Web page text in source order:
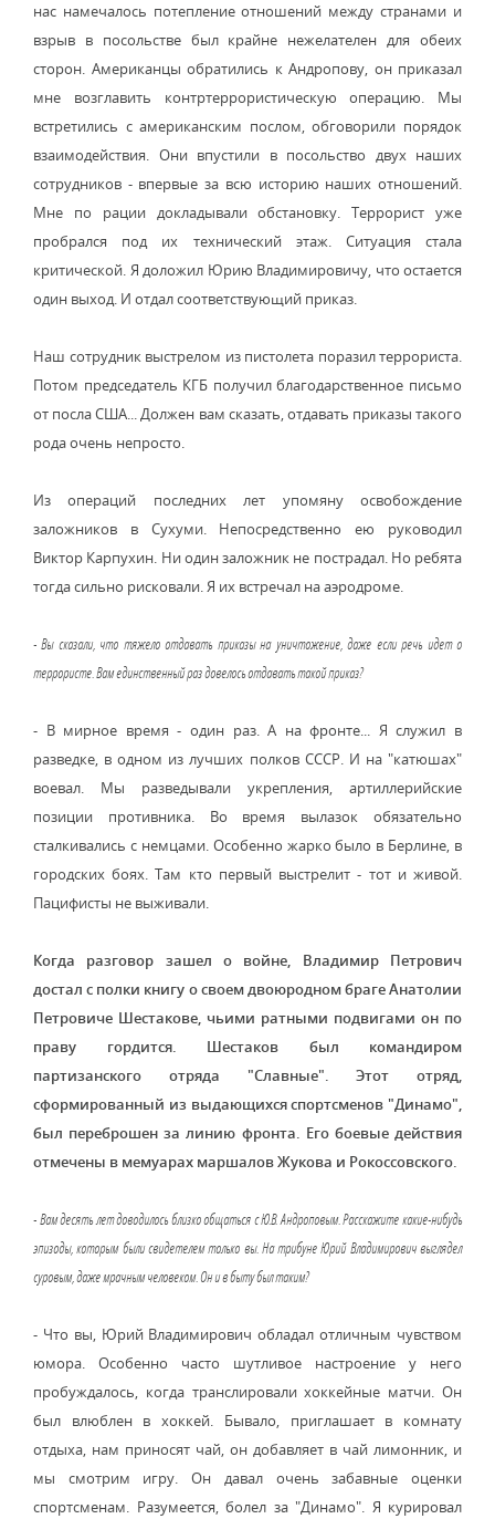
нас намечалось потепление отношений между странами и
взрыв в посольстве был крайне нежелателен для обеих
сторон. Американцы обратились к Андропову, он приказал
мне возглавить контртеррористическую операцию. Мы
встретились с американским послом, обговорили порядок
взаимодействия. Они впустили в посольство двух наших
сотрудников - впервые за всю историю наших отношений.
Мне по рации докладывали обстановку. Террорист уже
пробрался под их технический этаж. Ситуация стала
критической. Я доложил Юрию Владимировичу, что остается
один выход. И отдал соответствующий приказ.
Наш сотрудник выстрелом из пистолета поразил террориста.
Потом председатель КГБ получил благодарственное письмо
от посла США... Должен вам сказать, отдавать приказы такого
рода очень непросто.
Из операций последних лет упомяну освобождение
заложников в Сухуми. Непосредственно ею руководил
Виктор Карпухин. Ни один заложник не пострадал. Но ребята
тогда сильно рисковали. Я их встречал на аэродроме.
- Вы сказали, что тяжело отдавать приказы на уничтожение, даже если речь идет о
террористе. Вам единственный раз довелось отдавать такой приказ?
- В мирное время - один раз. А на фронте... Я служил в
разведке, в одном из лучших полков СССР. И на "катюшах"
воевал. Мы разведывали укрепления, артиллерийские
позиции противника. Во время вылазок обязательно
сталкивались с немцами. Особенно жарко было в Берлине, в
городских боях. Там кто первый выстрелит - тот и живой.
Пацифисты не выживали.
Когда разговор зашел о войне, Владимир Петрович
достал с полки книгу о своем двоюродном браге Анатолии
Петровиче Шестакове, чьими ратными подвигами он по
праву гордится. Шестаков был командиром
партизанского отряда "Славные". Этот отряд,
сформированный из выдающихся спортсменов "Динамо",
был переброшен за линию фронта. Его боевые действия
отмечены в мемуарах маршалов Жукова и Рокоссовского.
- Вам десять лет доводилось близко общаться с Ю.В. Андроповым. Расскажите какие-нибудь
эпизоды, которым были свидетелем только вы. На трибуне Юрий Владимирович выглядел
суровым, даже мрачным человеком. Он и в быту был таким?
- Что вы, Юрий Владимирович обладал отличным чувством
юмора. Особенно часто шутливое настроение у него
пробуждалось, когда транслировали хоккейные матчи. Он
был влюблен в хоккей. Бывало, приглашает в комнату
отдыха, нам приносят чай, он добавляет в чай лимонник, и
мы смотрим игру. Он давал очень забавные оценки
спортсменам. Разумеется, болел за "Динамо". Я курировал